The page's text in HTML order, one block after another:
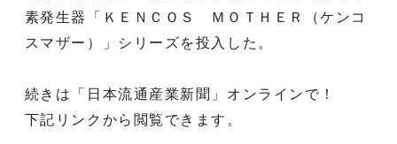
素発生器「ＫＥＮＣＯＳ ＭＯＴＨＥＲ（ケンコ
スマザー）」シリーズを投入した。
続きは「日本流通産業新聞」オンラインで！
下記リンクから閲覧できます。